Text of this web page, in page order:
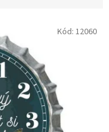
Kód: 12060